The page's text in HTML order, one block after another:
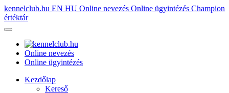
kennelclub.hu EN HU Online nevezés Online ügyintézés Champion
értéktár
Online nevezés
Online ügyintézés
Kezdőlap
Kereső